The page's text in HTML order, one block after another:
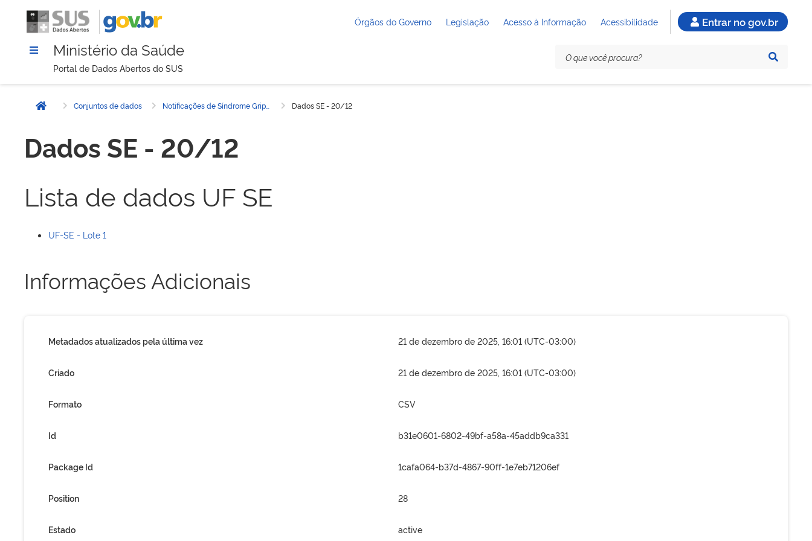
Órgãos do Governo Legislação Acesso à Informação Acessibilidade Entrar no gov.br
Ministério da Saúde
Portal de Dados Abertos do SUS
Página inicialConjuntos de dados Dados SE - 20/12
Dados SE - 20/12
Lista de dados UF SE
UF-SE - Lote 1
Informações Adicionais
Metadados atualizados pela última vez 21 de dezembro de 2025, 16:01 (UTC-03:00)
Criado 21 de dezembro de 2025, 16:01 (UTC-03:00)
Formato CSV
Id b31e0601-6802-49bf-a58a-45addb9ca331
Package Id 1cafa064-b37d-4867-90ff-1e7eb71206ef
Position 28
Estado active